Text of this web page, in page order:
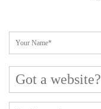
Cerca L’articolo